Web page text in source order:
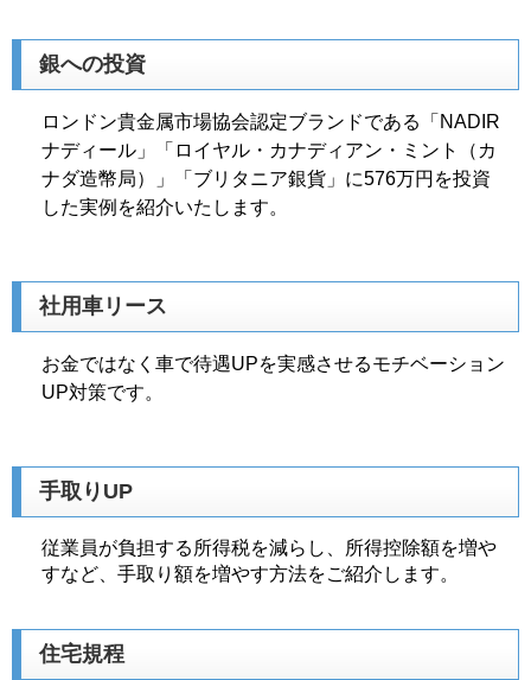
銀への投資
ロンドン貴金属市場協会認定ブランドである「NADIR
ナディール」「ロイヤル・カナディアン・ミント（カ
ナダ造幣局）」「ブリタニア銀貨」に576万円を投資
した実例を紹介いたします。
社用車リース
お金ではなく車で待遇UPを実感させるモチベーション
UP対策です。
手取りUP
従業員が負担する所得税を減らし、所得控除額を増や
すなど、手取り額を増やす方法をご紹介します。
住宅規程